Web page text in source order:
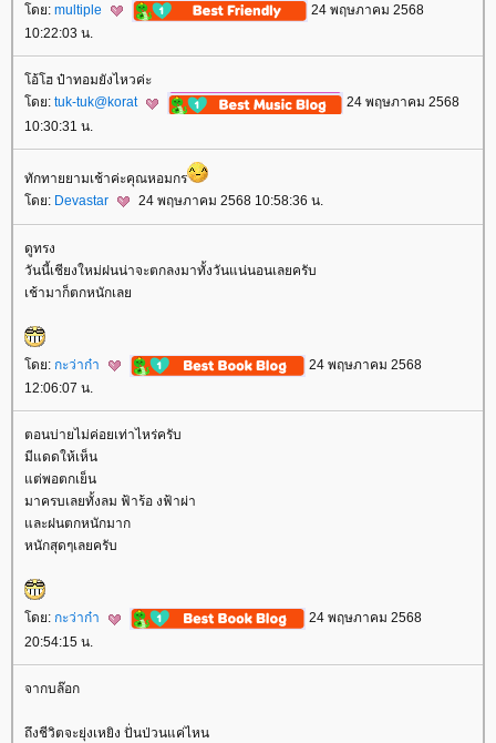
ดย: multiple
24 พฤษภาคม 2568
10:22:03 น.
อ้โฮ ป๋าทอมยังไหวค่ะ
ดย: tuk-tuk@korat
24 พฤษภาคม 2568
10:30:31 น.
ทักทายยามเช้าค่ะคุณหอมกร
ดย: Devastar 24 พฤษภาคม 2568 10:58:36 น.
ดูทรง
วันนี้เชียงใหม่ฝนน่าจะตกลงมาทั้งวันแน่นอนเลยครับ
เช้ามาก็ตกหนักเล
ดย: กะว่าก๋า
24 พฤษภาคม 2568
12:06:07 น.
ตอนบ่ายไม่ค่อยเท่าไหร่ครับ
มีแดดให้เห็น
ต่พอตกเย็น
มาครบเลยทั้งลม ฟ้าร้อ งฟ้าผ่า
ละฝนตกหนักมาก
หนักสุดๆเลยครับ
ดย: กะว่าก๋า
24 พฤษภาคม 2568
20:54:15 น.
จากบล๊อก
ถึงชีวิตจะยุ่งเหยิง ปั่นป่วนแค่ไหน